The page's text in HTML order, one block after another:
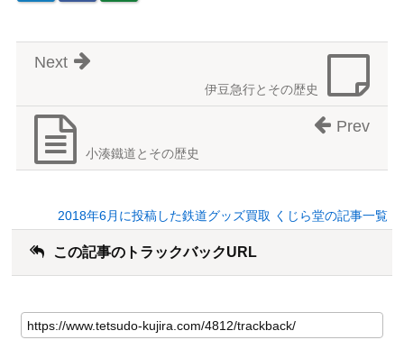
伊豆急行とその歴史
Next
小湊鐵道とその歴史
Prev
2018年6月に投稿した鉄道グッズ買取 くじら堂の記事一覧
この記事のトラックバックURL